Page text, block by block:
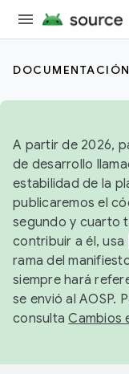
DOCUMENTACIÓN
A partir de 2026,
de desarrollo
estabilidad de la
publicaremos el
segundo y cuarto
contribuir a él, usa
rama del
siempre hará
se envió al AOSP.
consultaCambios